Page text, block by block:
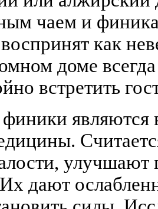
чаем и
как
доме
встретить
дают